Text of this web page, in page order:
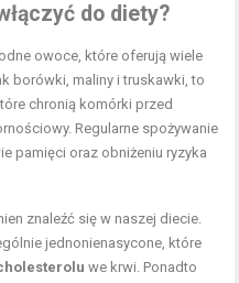
do diety?
owoce, które oferują wiele
borówki, maliny i truskawki, to
chronią komórki przed
Regularne spożywanie
pamięci oraz obniżeniu ryzyka
znaleźć się w naszej diecie.
jednonienasycone, które
we krwi. Ponadto